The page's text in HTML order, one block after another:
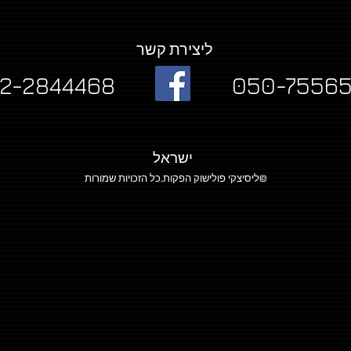
ליצירת קשר
2844468 050-
ישראל
ליסיצקי פולישוק הפקות.כל הזכויות שמורות©